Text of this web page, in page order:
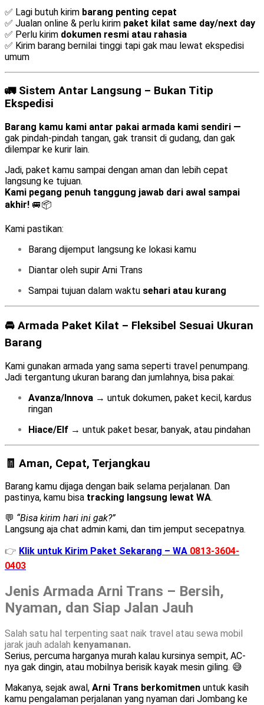
✅ Lagi butuh kirim barang penting cepat
✅ Jualan online & perlu kirim paket kilat same day/next day
✅ Perlu kirim dokumen resmi atau rahasia
✅ Kirim barang bernilai tinggi tapi gak mau lewat ekspedisi
umum
🚛 Sistem Antar Langsung – Bukan Titip
Ekspedisi
Barang kamu kami antar pakai armada kami sendiri —
gak pindah-pindah tangan, gak transit di gudang, dan gak
dilempar ke kurir lain.
Jadi, paket kamu sampai dengan aman dan lebih cepat
langsung ke tujuan.
Kami pegang penuh tanggung jawab dari awal sampai
akhir! 🚐📦
Kami pastikan:
Barang dijemput langsung ke lokasi kamu
Diantar oleh supir Arni Trans
Sampai tujuan dalam waktu sehari atau kurang
🚘 Armada Paket Kilat – Fleksibel Sesuai Ukuran
Barang
Kami gunakan armada yang sama seperti travel penumpang.
Jadi tergantung ukuran barang dan jumlahnya, bisa pakai:
Avanza/Innova → untuk dokumen, paket kecil, kardus
ringan
Hiace/Elf → untuk paket besar, banyak, atau pindahan
🧾 Aman, Cepat, Terjangkau
Barang kamu dijaga dengan baik selama perjalanan. Dan
pastinya, kamu bisa tracking langsung lewat WA.
💬 “Bisa kirim hari ini gak?”
Langsung aja chat admin kami, dan tim jemput secepatnya.
👉 Klik untuk Kirim Paket Sekarang – WA 0813-3604-
0403
Jenis Armada Arni Trans – Bersih,
Nyaman, dan Siap Jalan Jauh
Salah satu hal terpenting saat naik travel atau sewa mobil
jarak jauh adalah kenyamanan.
Serius, percuma harganya murah kalau kursinya sempit, AC-
nya gak dingin, atau mobilnya berisik kayak mesin giling. 😅
Makanya, sejak awal, Arni Trans berkomitmen untuk kasih
kamu pengalaman perjalanan yang nyaman dari Jombang ke